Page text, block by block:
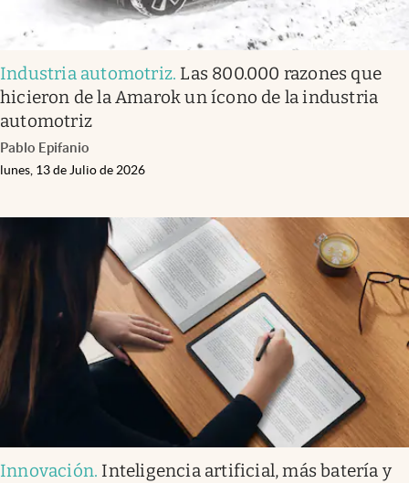
Industria automotriz. Las 800.000 razones que
hicieron de la Amarok un ícono de la industria
automotriz
Pablo Epifanio
lunes, 13 de Julio de 2026
Innovación. Inteligencia artificial, más batería y